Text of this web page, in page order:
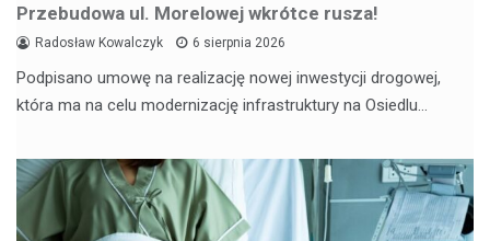
Przebudowa ul. Morelowej wkrótce rusza!
Radosław Kowalczyk 6 sierpnia 2026
Podpisano umowę na realizację nowej inwestycji drogowej,
która ma na celu modernizację infrastruktury na Osiedlu…